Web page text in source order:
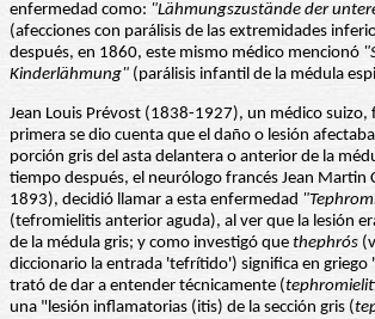
enfermedad como: "Lähmungszustände der
(afecciones con parálisis de las extremidades
después, en 1860, este mismo médico mencionó
Kinderlähmung" (parálisis infantil de la médula
Jean Louis Prévost (1838-1927), un médico suizo,
primera se dio cuenta que el daño o lesión
porción gris del asta delantera o anterior de la
tiempo después, el neurólogo francés Jean Martin
1893), decidió llamar a esta enfermedad
(tefromielitis anterior aguda), al ver que la lesión
de la médula gris; y como investigó que thephrós
diccionario la entrada 'tefrítido') significa en griego
trató de dar a entender técnicamente (
una "lesión inflamatorias (itis) de la sección gris (